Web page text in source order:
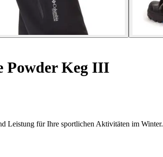
Powder Keg III
Leistung für Ihre sportlichen Aktivitäten im Winter.